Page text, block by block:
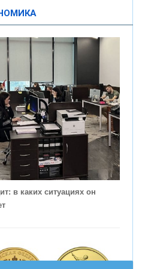
главных трендов в
- «Интервью»
в каких ситуациях он